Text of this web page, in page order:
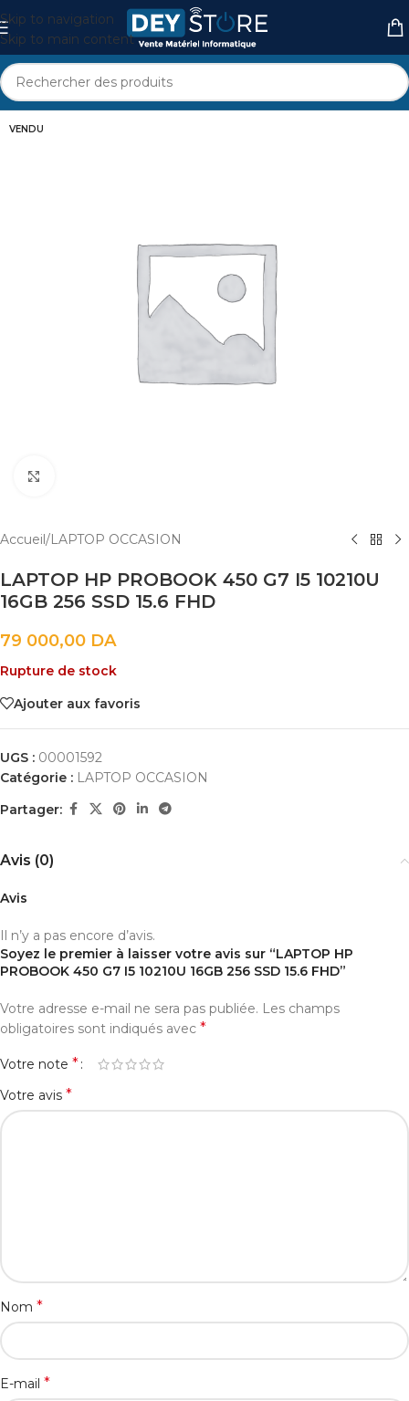
Skip to navigation
Skip to main content
VENDU
Accueil/LAPTOP OCCASION
LAPTOP HP PROBOOK 450 G7 I5 10210U
16GB 256 SSD 15.6 FHD
79 000,00 DA
Rupture de stock
Ajouter aux favoris
UGS : 00001592
Catégorie : LAPTOP OCCASION
Partager:
Avis (0)
Avis
Il n’y a pas encore d’avis.
Soyez le premier à laisser votre avis sur “LAPTOP HP
PROBOOK 450 G7 I5 10210U 16GB 256 SSD 15.6 FHD”
Votre adresse e-mail ne sera pas publiée. Les champs
obligatoires sont indiqués avec *
Votre note *
Votre avis *
Nom *
E-mail *